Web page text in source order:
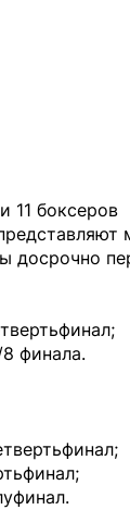
11 боксеров
досрочно
финала.